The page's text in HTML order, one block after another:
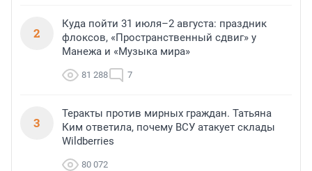
2
Куда пойти 31 июля–2 августа: праздник
флоксов, «Пространственный сдвиг» у
Манежа и «Музыка мира»
81 288 7
3
Теракты против мирных граждан. Татьяна
Ким ответила, почему ВСУ атакует склады
Wildberries
80 072